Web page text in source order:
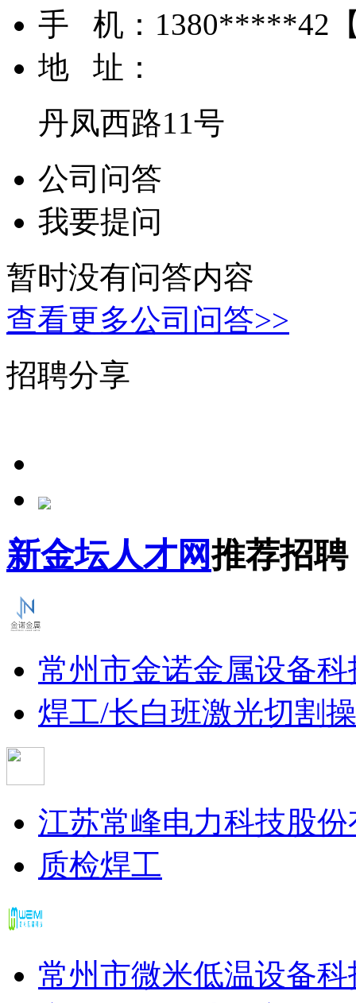
手 机： 1380*****42
地 址：
丹凤西路11号
公司问答
我要提问
暂时没有问答内容
查看更多公司问答>>
招聘分享
新金坛人才网推荐招聘
常州市金诺金属设备
焊工/长白班激光切割
江苏常峰电力科技股
质检焊工
常州市微米低温设备